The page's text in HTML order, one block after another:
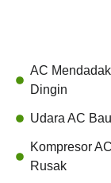
AC
Dingin
Udara AC
Kompresor
Rusak